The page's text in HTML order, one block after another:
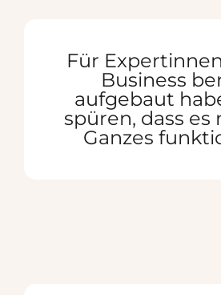
Für
Business
aufgebaut
spüren, dass es
Ganzes